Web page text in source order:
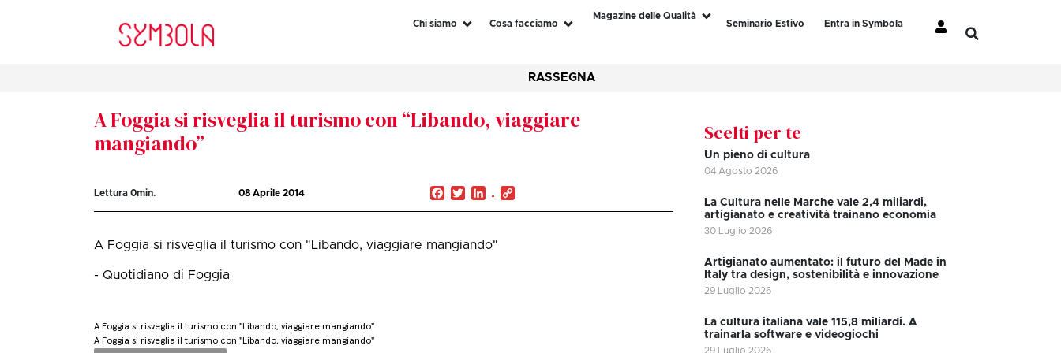
Chi siamo Cosa facciamo
Magazine delle Qualità
Seminario Estivo
Entra in Symbola
RASSEGNA
A Foggia si risveglia il turismo con “Libando, viaggiare
mangiando”
Lettura0min. 08 Aprile 2014 Facebook
TwitterLinkedIn
A Foggia si risveglia il turismo con "Libando, viaggiare mangiando"
- Quotidiano di Foggia
A Foggia si risveglia il turismo con "Libando, viaggiare mangiando"
A Foggia si risveglia il turismo con "Libando, viaggiare mangiando"
Scelti per te
Un pieno di cultura
04 Agosto 2026
La Cultura nelle Marche vale 2,4 miliardi,
artigianato e creatività trainano economia
30 Luglio 2026
Artigianato aumentato: il futuro del Made in
Italy tra design, sostenibilità e innovazione
29 Luglio 2026
La cultura italiana vale 115,8 miliardi. A
trainarla software e videogiochi
29 Luglio 2026